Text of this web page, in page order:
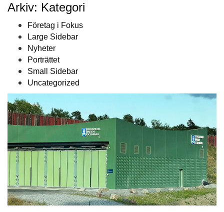
Arkiv: Kategori
Företag i Fokus
Large Sidebar
Nyheter
Porträttet
Small Sidebar
Uncategorized